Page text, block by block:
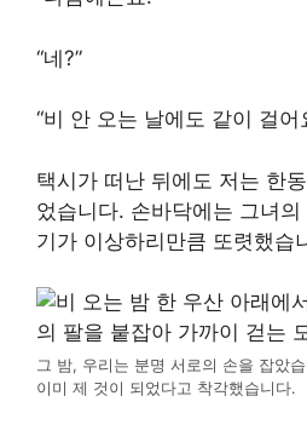
“네?”
“비 안 오는 날에도 같이 걸어
택시가 떠난 뒤에도 저는 한
었습니다. 손바닥에는 그녀
기가 이상하리만큼 또렷했습
그 밤, 우리는 분명 서로의 손을 잡았
이미 제 것이 되었다고 착각했습니다.